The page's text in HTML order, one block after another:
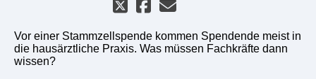
Vor einer Stammzellspende kommen Spendende meist in
die hausärztliche Praxis. Was müssen Fachkräfte dann
wissen?